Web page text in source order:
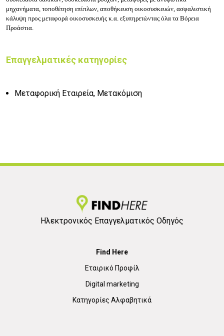
μηχανήματα, τοποθέτηση επίπλων, αποθήκευση οικοσυσκευών, ασφαλιστική
κάλυψη προς μεταφορά οικοσυσκευής κ.α. εξυπηρετώντας όλα τα Βόρεια
Προάστια.
Επαγγελματικές κατηγορίες
Μεταφορική Εταιρεία, Μετακόμιση
Ηλεκτρονικός Επαγγελματικός Οδηγός
Find Here
Εταιρικό Προφίλ
Digital marketing
Κατηγορίες Αλφαβητικά